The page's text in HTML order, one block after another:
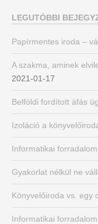
LEGUTÓBBI
Papírmentes iroda –
A szakma, aminek
2021-01-17
Belföldi fordított áfás
Izoláció a
Informatikai forradalom
Gyakorlat nélkül ne
Könyvelőiroda vs. egy
Informatikai forradalom